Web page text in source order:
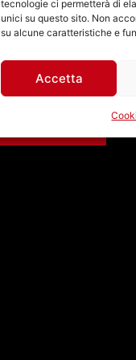
tecnologie ci permetterà di
unici su questo sito. Non
su alcune caratteristiche e
Accetta